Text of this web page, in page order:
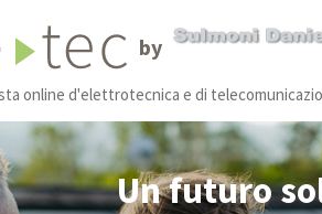
by
online d'elettrotecnica e di
Un futuro